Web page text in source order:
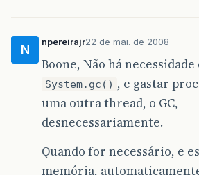
N
npereirajr22 de mai. de 2008
Boone, Não há
System.gc() , e gastar
uma outra thread, o GC,
desnecessariamente.
Quando for necessário, e
memória,